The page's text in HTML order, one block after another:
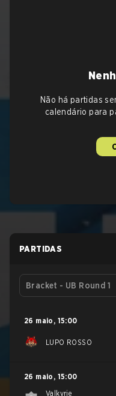
Não há partidas
calendário para
PARTIDAS
Bracket - UB Round 1
26 maio , 15:00
LUPO ROSSO
26 maio , 15:00
Valkyrie